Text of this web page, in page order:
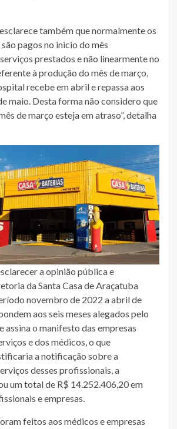
também que normalmente os
pagos no inicio do mês
prestados e não linearmente no
à produção do mês de março,
recebe em abril e repassa aos
maio. Desta forma não considero que
de março esteja em atraso”, detalha
a opinião pública e
da Santa Casa de Araçatuba
novembro de 2022 a abril de
aos seis meses alegados pelo
assina o manifesto das empresas
e dos médicos, o que
a notificação sobre a
desses profissionais, a
um total de R$ 14.252.406,20 em
e empresas.
feitos aos médicos e empresas